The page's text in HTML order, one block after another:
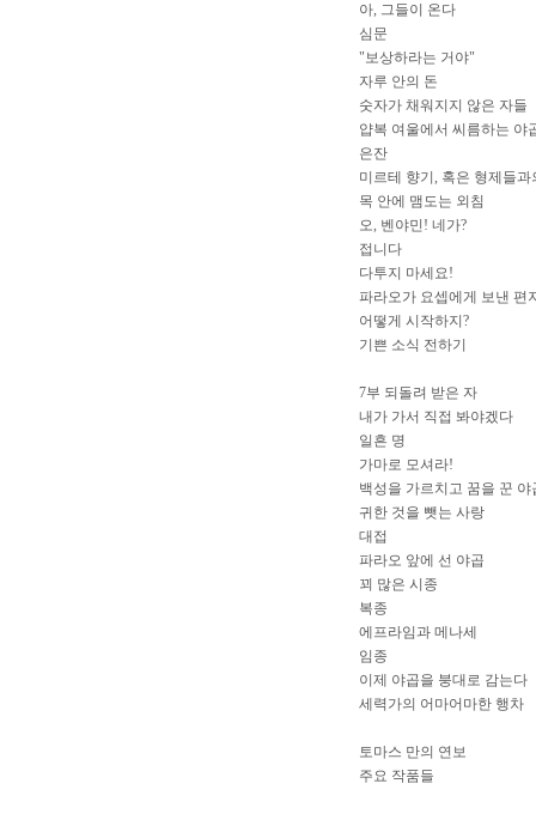
아, 그들이 온다
심문
"보상하라는 거야"
자루 안의 돈
숫자가 채워지지 않은 자들
얍복 여울에서 씨름하는 야
은잔
미르테 향기, 혹은 형제들과
목 안에 맴도는 외침
오, 벤야민! 네가?
접니다
다투지 마세요!
파라오가 요셉에게 보낸 편
어떻게 시작하지?
기쁜 소식 전하기
7부 되돌려 받은 자
내가 가서 직접 봐야겠다
일흔 명
가마로 모셔라!
백성을 가르치고 꿈을 꾼 야
귀한 것을 뺏는 사랑
대접
파라오 앞에 선 야곱
꾀 많은 시종
복종
에프라임과 메나세
임종
이제 야곱을 붕대로 감는다
세력가의 어마어마한 행차
토마스 만의 연보
주요 작품들